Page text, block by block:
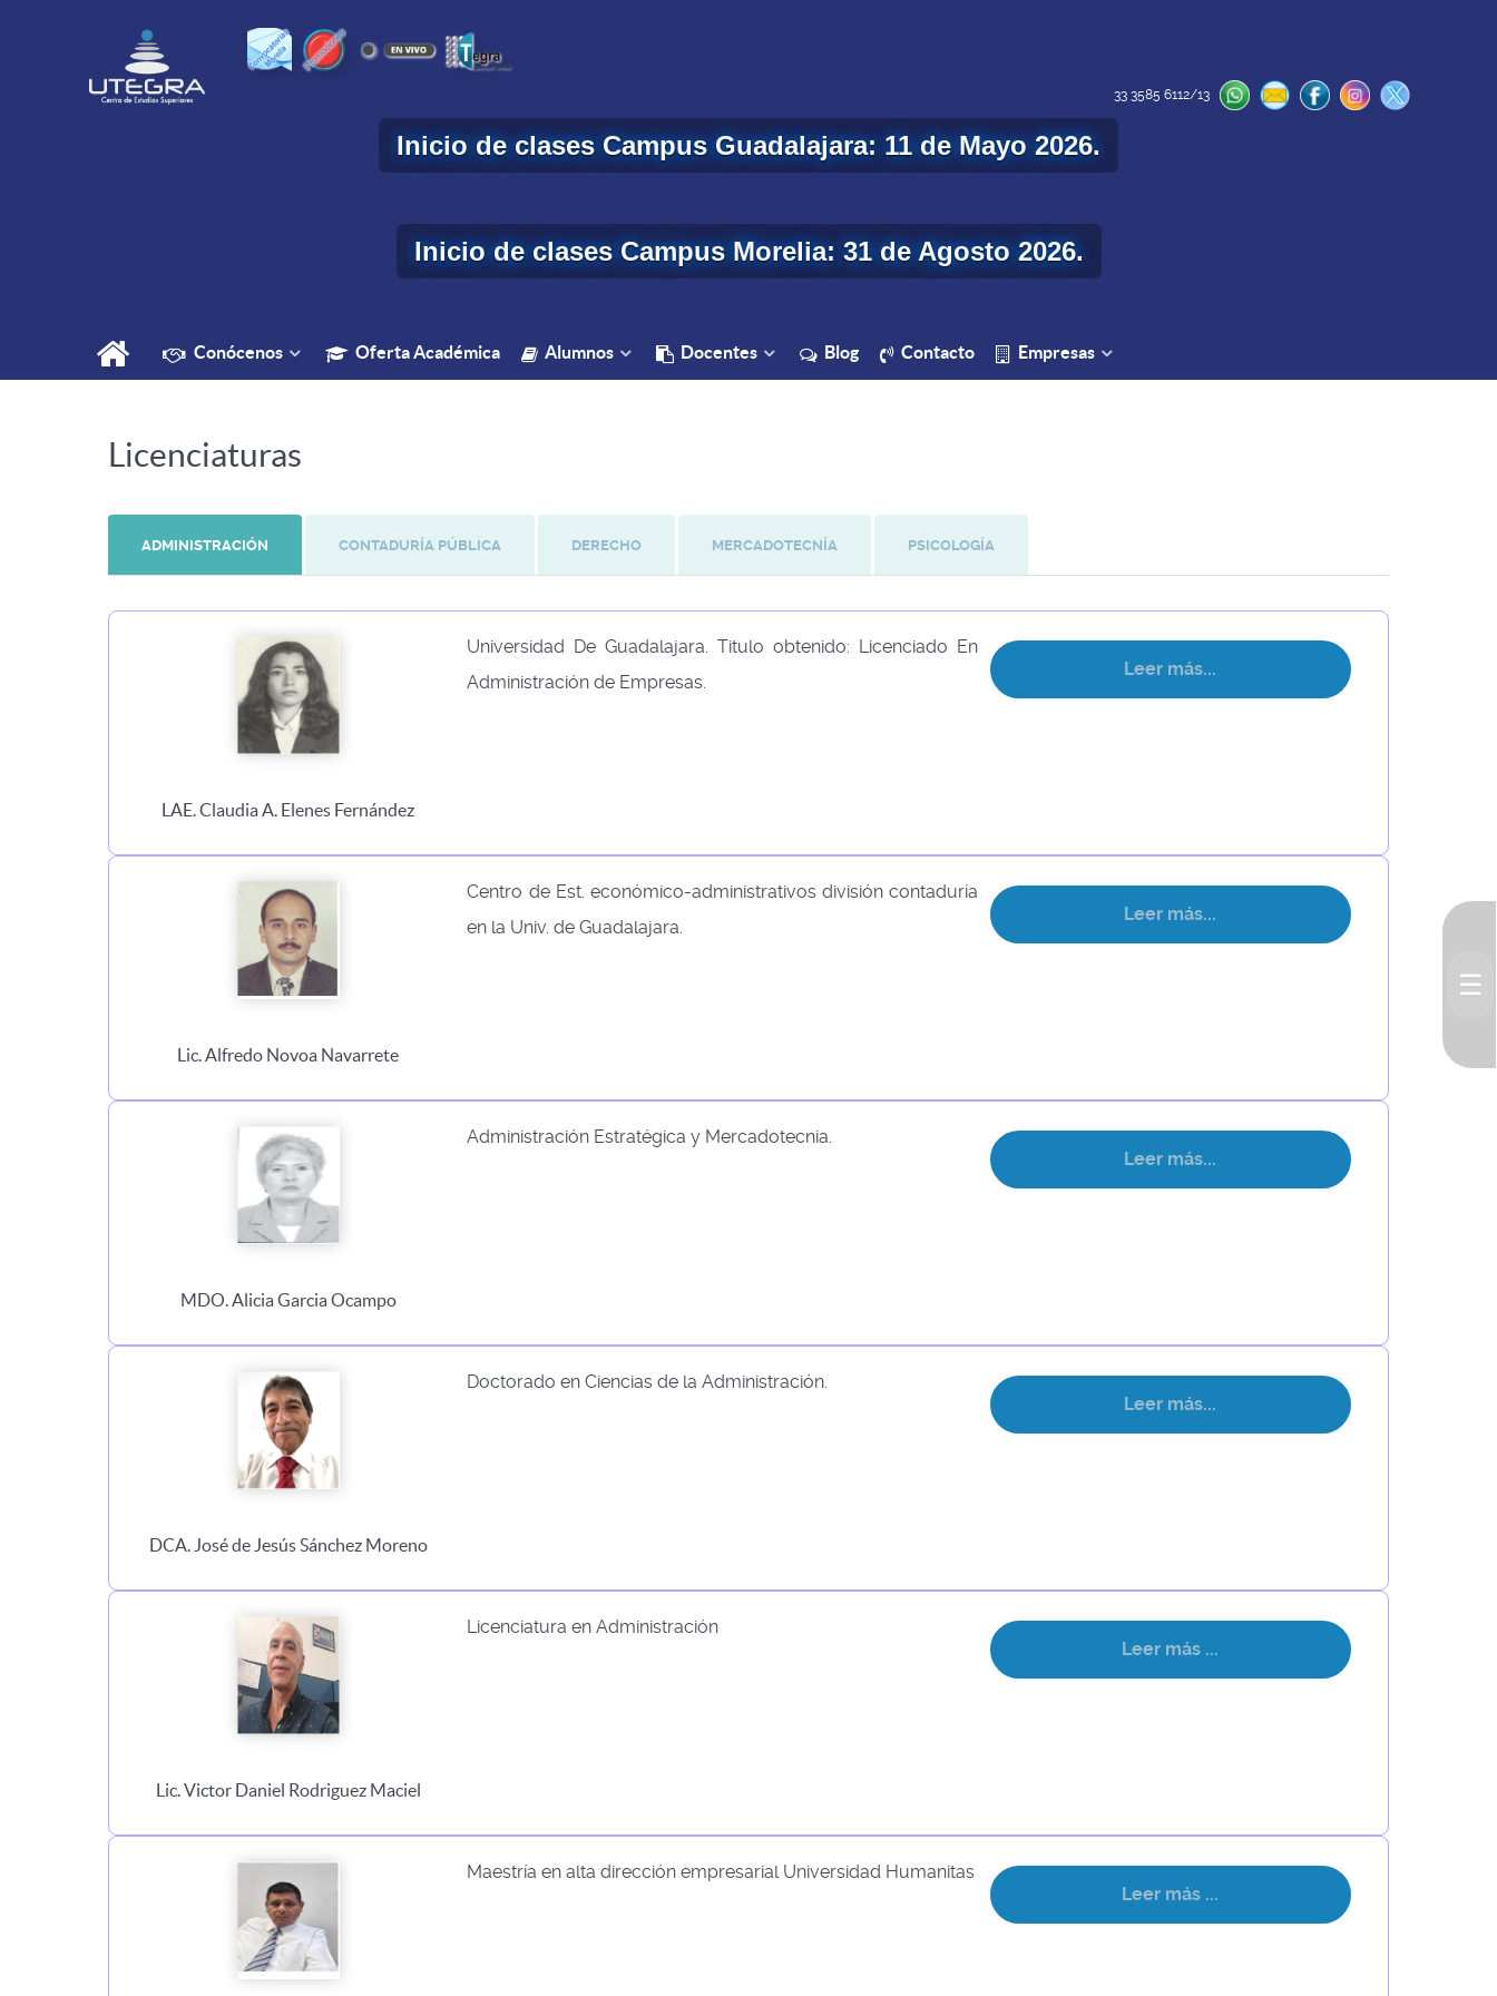
33 3585 6112/13
Inicio de clases Campus Guadalajara: 11 de Mayo 2026.
Inicio de clases Campus Morelia: 31 de Agosto 2026.
Conócenos Oferta Académica Alumnos Docentes Blog Contacto Empresas
Licenciaturas
ADMINISTRACIÓN CONTADURÍA PÚBLICA DERECHO MERCADOTECNÍA PSICOLOGÍA
LAE. Claudia A. Elenes Fernández
Universidad De Guadalajara. Titulo obtenido: Licenciado En
Administración de Empresas.
Leer más...
Lic. Alfredo Novoa Navarrete
Centro de Est. económico-administrativos división contaduría
en la Univ. de Guadalajara.
Leer más...
MDO. Alicia Garcia Ocampo
Administración Estratégica y Mercadotecnia.
Leer más...
DCA. José de Jesús Sánchez Moreno
Doctorado en Ciencias de la Administración.
Leer más...
Lic. Victor Daniel Rodriguez Maciel
Licenciatura en Administración
Leer más ...
Maestría en alta dirección empresarial Universidad Humanitas
Leer más ...
☰